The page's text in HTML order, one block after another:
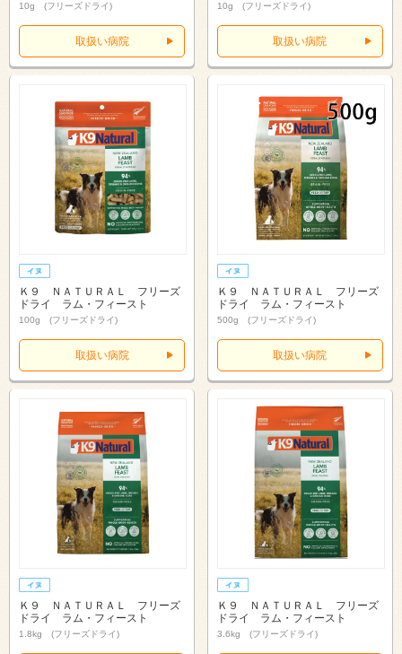
10g (フリーズドライ)
取扱い病院
10g (フリーズドライ)
取扱い病院
Ｋ９ ＮＡＴＵＲＡＬ フリーズ
ドライ ラム・フィースト
100g (フリーズドライ)
取扱い病院
Ｋ９ ＮＡＴＵＲＡＬ フリーズ
ドライ ラム・フィースト
500g (フリーズドライ)
取扱い病院
Ｋ９ ＮＡＴＵＲＡＬ フリーズ
ドライ ラム・フィースト
1.8kg (フリーズドライ)
Ｋ９ ＮＡＴＵＲＡＬ フリーズ
ドライ ラム・フィースト
3.6kg (フリーズドライ)